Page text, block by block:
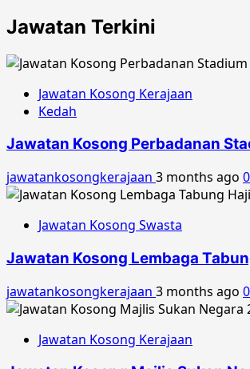
Jawatan Terkini
Jawatan Kosong Kerajaan
Kedah
Jawatan Kosong Perbadanan
jawatankosongkerajaan 3 months ago 0
Jawatan Kosong Swasta
Jawatan Kosong Lembaga
jawatankosongkerajaan 3 months ago 0
Jawatan Kosong Kerajaan